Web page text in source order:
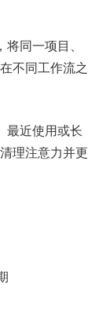
同一项目、
不同工作流之
最近使用或长
理注意力并更